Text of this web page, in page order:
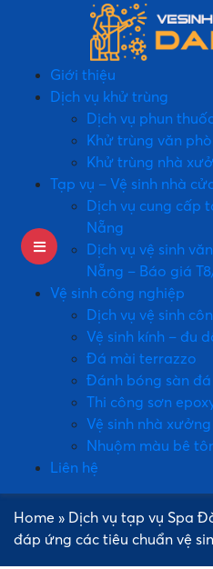
Giới thiệu
Dịch vụ khử trùng
Dịch vụ phun
Khử trùng văn
Khử trùng nhà
Tạp vụ – Vệ sinh nhà
Dịch vụ cung cấp
Nẵng
Dịch vụ vệ sinh
Nẵng – Báo giá
Vệ sinh công nghiệp
Dịch vụ vệ sinh
Vệ sinh kính – đu
Đá mài terrazzo
Đánh bóng sàn đá
Thi công sơn
Vệ sinh nhà xưởng
Nhuộm màu bê
Liên hệ
Home » Dịch vụ tạp vụ Spa
đáp ứng các tiêu chuẩn vệ